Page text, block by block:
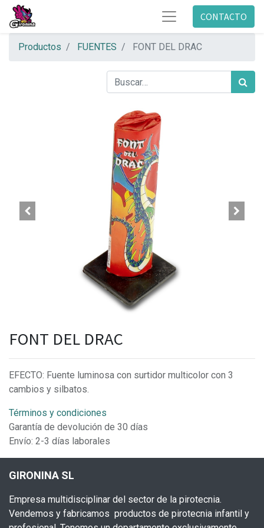
CONTACTO
Productos FUENTES FONT DEL DRAC
FONT DEL DRAC
EFECTO: Fuente luminosa con surtidor multicolor con 3
cambios y silbatos.
Términos y condiciones
Garantía de devolución de 30 días
Envío: 2-3 días laborales
GIRONINA SL
Empresa multidisciplinar del sector de la pirotecnia.
Vendemos y fabricamos productos de pirotecnia infantil y